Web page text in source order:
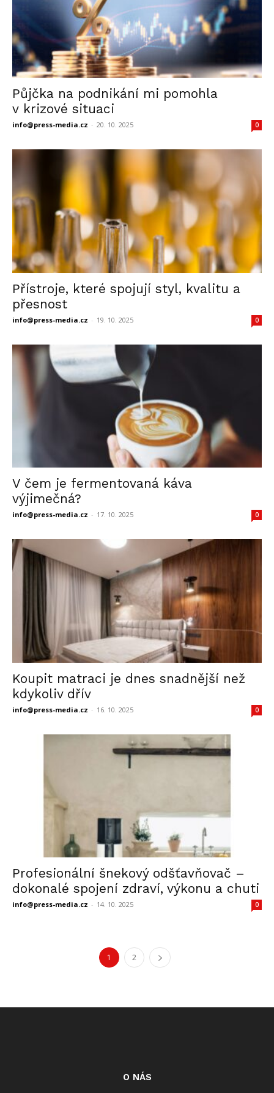
Půjčka na podnikání mi pomohla
v krizové situaci
info@press-media.cz - 20. 10. 2025 0
Přístroje, které spojují styl, kvalitu a
přesnost
info@press-media.cz - 19. 10. 2025 0
V čem je fermentovaná káva
výjimečná?
info@press-media.cz - 17. 10. 2025 0
Koupit matraci je dnes snadnější než
kdykoliv dřív
info@press-media.cz - 16. 10. 2025 0
Profesionální šnekový odšťavňovač –
dokonalé spojení zdraví, výkonu a chuti
info@press-media.cz - 14. 10. 2025 0
1 2
O NÁS